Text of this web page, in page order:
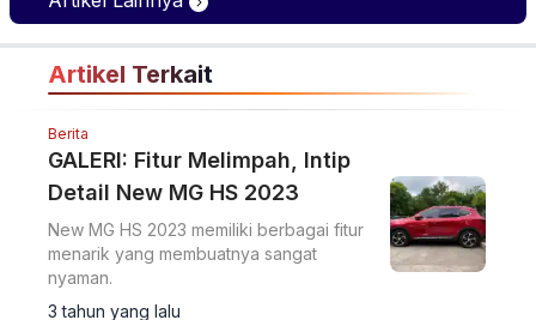
Eksklusif
Artikel Terkait
Berita
GALERI: Fitur Melimpah, Intip
Detail New MG HS 2023
New MG HS 2023 memiliki berbagai fitur
menarik yang membuatnya sangat
nyaman.
3 tahun yang lalu